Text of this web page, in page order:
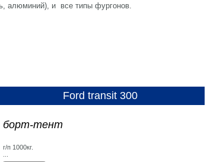
алюминий), и все типы фургонов.
Ford transit 300
борт-тент
г/п 1000кг.